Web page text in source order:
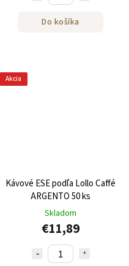
Do košíka
Akcia
Kávové ESE podľa Lollo Caffé
ARGENTO 50 ks
Skladom
€11,89